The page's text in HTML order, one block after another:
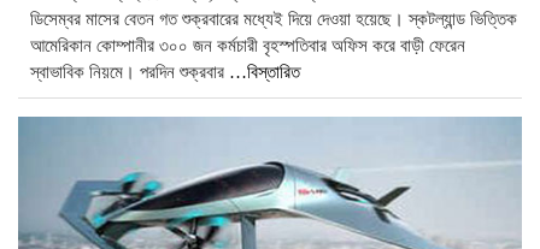
ডিসেম্বর মাসের বেতন গত শুক্রবারের মধ্যেই দিয়ে দেওয়া হয়েছে। স্কটল্যান্ড ভিত্তিক
আমেরিকান কোম্পানীর ৩০০ জন কর্মচারী বৃহস্পতিবার অফিস করে বাড়ী ফেরেন
স্বাভাবিক নিয়মে। পরদিন শুক্রবার …বিস্তারিত